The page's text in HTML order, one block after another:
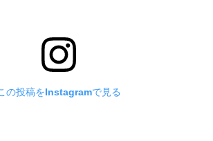
の投稿をInstagramで見る